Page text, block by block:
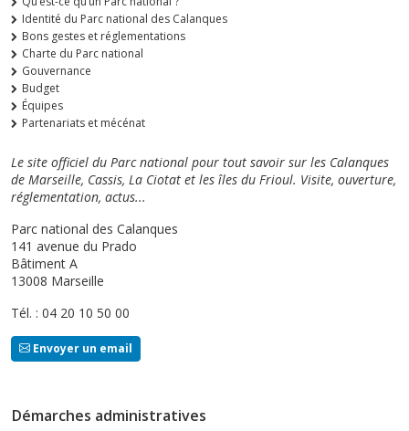
Identité du Parc national des Calanques
Bons gestes et réglementations
Charte du Parc national
Gouvernance
Budget
Équipes
Partenariats et mécénat
Le site officiel du Parc national pour tout savoir sur les Calanques
de Marseille, Cassis, La Ciotat et les îles du Frioul. Visite, ouverture,
réglementation, actus...
Parc national des Calanques
141 avenue du Prado
Bâtiment A
13008 Marseille
Tél. : 04 20 10 50 00
Envoyer un email
Démarches administratives